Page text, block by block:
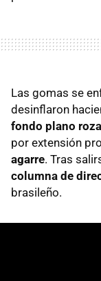
Las gomas se
desinflaron
fondo plano
por extensión
agarre. Tras
columna de
brasileño.